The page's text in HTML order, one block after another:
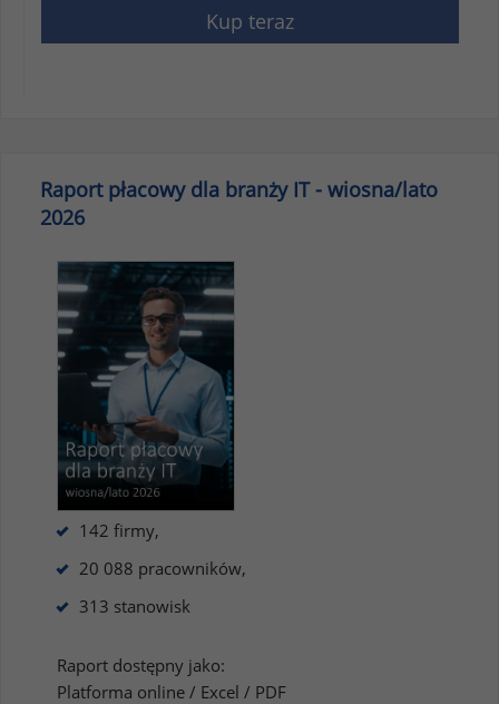
Kup teraz
Raport płacowy dla branży IT - wiosna/lato
2026
142 firmy,
20 088 pracowników,
313 stanowisk
Raport dostępny jako:
Platforma online / Excel / PDF